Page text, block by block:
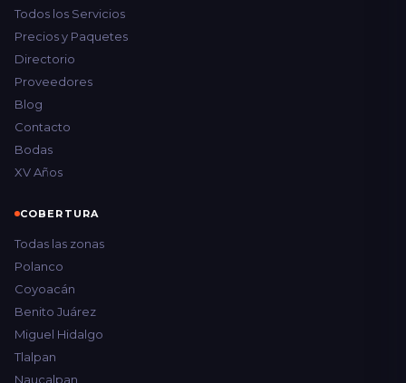
Todos los Servicios
Precios y Paquetes
Directorio
Proveedores
Blog
Contacto
Bodas
XV Años
COBERTURA
Todas las zonas
Polanco
Coyoacán
Benito Juárez
Miguel Hidalgo
Tlalpan
Naucalpan